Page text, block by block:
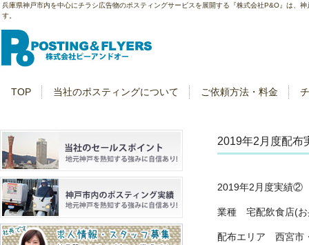
兵庫県神戸市内を中心にチラシ広告物のポスティングサービスを展開する『株式会社P&O』は、
す。
TOP 当社のポスティングについて ご依頼方法・料金
2019年2月度配
2019年2月度実績②
業種 宅配飲食店(お
配布エリア 西宮市